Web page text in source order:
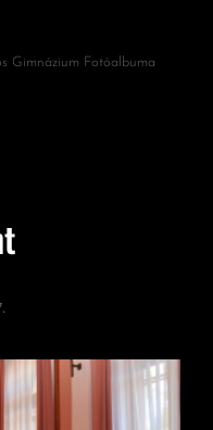
Gimnázium Fotóalbuma